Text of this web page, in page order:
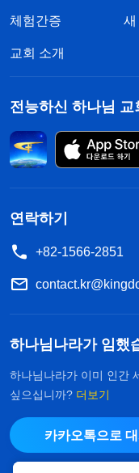
체험간증 새
교회 소개
전능하신 하나님
연락하기
+82-1566-2851
하나님나라가 임했
하나님나라가 이미 인간
싶으십니까? 더보기
카카오톡으로 대